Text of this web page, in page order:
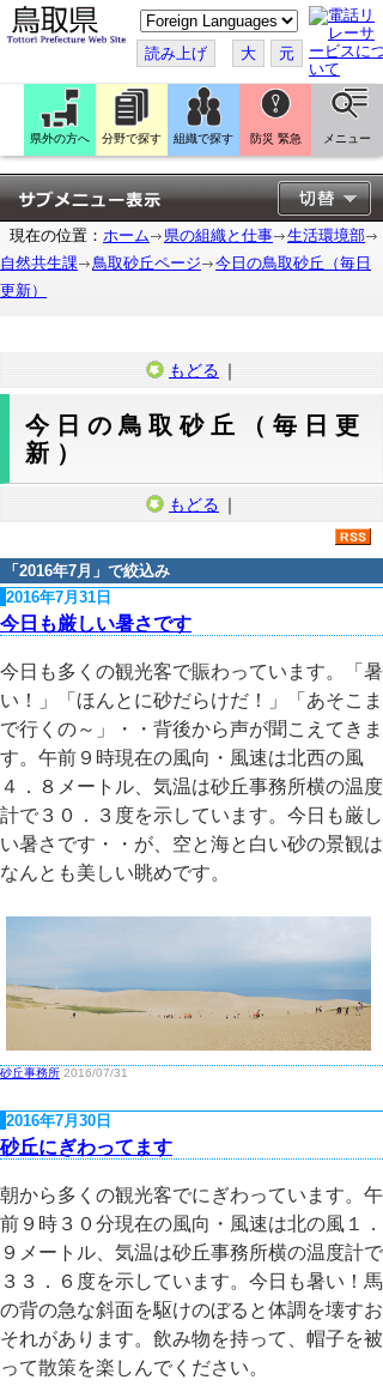
こ
の
ペ
ー
ジ
翻
訳
す
る
読み上げ 大 元
県外の方へ 分野で探す 組織で探す 防災 緊急 メニュー
現在の位置： ホーム 県の組織と仕事
生活環境部
自然共生課
鳥取砂丘ページ
今日の鳥取砂丘（毎日
更新）
もどる ｜
今日の鳥取砂丘（毎日更
新）
もどる ｜
「 2016年7月 」で絞込み
2016年7月31日
今日も厳しい暑さです
今日も多くの観光客で賑わっています。「暑
い！」「ほんとに砂だらけだ！」「あそこま
で行くの～」・・背後から声が聞こえてきま
す。午前９時現在の風向・風速は北西の風
４．８メートル、気温は砂丘事務所横の温度
計で３０．３度を示しています。今日も厳し
い暑さです・・が、空と海と白い砂の景観は
なんとも美しい眺めです。
砂丘事務所 2016/07/31
2016年7月30日
砂丘にぎわってます
朝から多くの観光客でにぎわっています。午
前９時３０分現在の風向・風速は北の風１．
９メートル、気温は砂丘事務所横の温度計で
３３．６度を示しています。今日も暑い！馬
の背の急な斜面を駆けのぼると体調を壊すお
それがあります。飲み物を持って、帽子を被
って散策を楽しんでください。